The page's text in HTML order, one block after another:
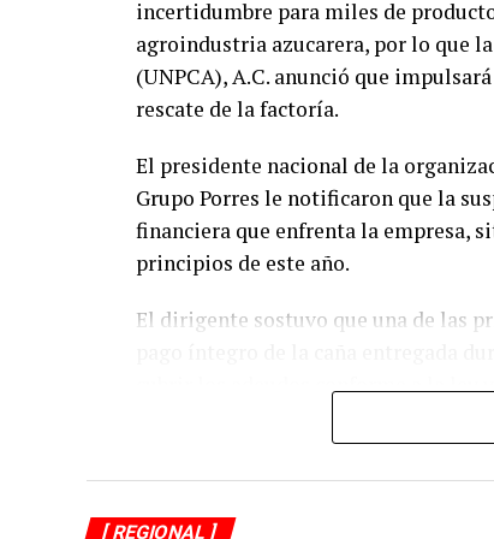
incertidumbre para miles de
agroindustria azucarera, por lo que
(UNPCA), A.C. anunció que
rescate de la factoría.
El presidente nacional de la
Grupo Porres le notificaron que la
financiera que enfrenta la empresa,
principios de este año.
El dirigente sostuvo que una de las
cubrir los adeudos conforme a la ley
El Ingenio San Pedro abastecía
producción de alrededor de siete mil
[ REGIONAL ]